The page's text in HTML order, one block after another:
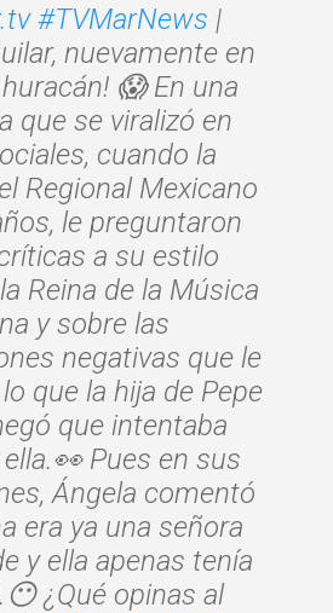
#TVMarNews |
nuevamente en
😱 En una
que se viralizó en
cuando la
Regional Mexicano
le preguntaron
a su estilo
Reina de la Música
y sobre las
negativas que le
que la hija de Pepe
que intentaba
Pues en sus
Ángela comentó
era ya una señora
y ella apenas tenía
¿Qué opinas al